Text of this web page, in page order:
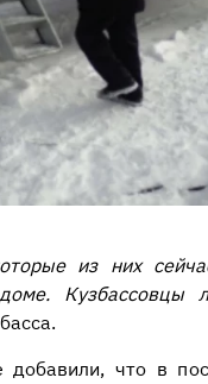
из них
Кузбассовцы
добавили, что в